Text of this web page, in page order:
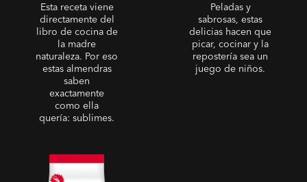
Esta receta viene
directamente del
libro de cocina de
la madre
naturaleza. Por eso
estas almendras
saben
exactamente
como ella
quería: sublimes.
Peladas y
sabrosas, estas
delicias hacen que
picar, cocinar y la
repostería sea un
juego de niños.